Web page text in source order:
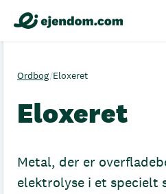
Ordbog/Eloxeret
Eloxeret
Metal, der er
elektrolyse i et specielt